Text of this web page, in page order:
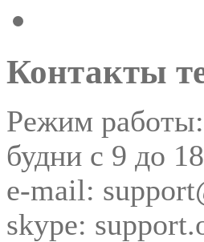
Контакты
Режим работы:
будни с 9 до
e-mail:
skype: